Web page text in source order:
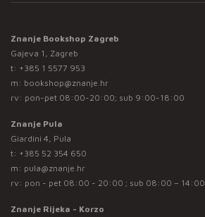
Znanje Bookshop Zagreb
Gajeva 1, Zagreb
t: +385 1 5577 953
m: bookshop@znanje.hr
rv: pon-pet 08:00-20:00; sub 9:00-18:00
Znanje Pula
Giardini 4, Pula
t: +385 52 354 650
m: pula@znanje.hr
rv: pon - pet 08:00 - 20:00 ; sub 08:00 – 14:00
Znanje Rijeka - Korzo